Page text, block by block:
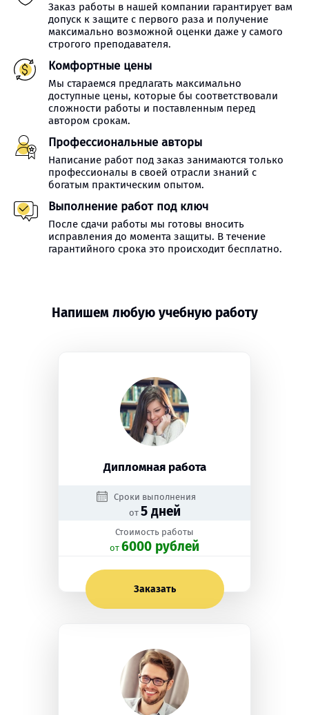
Заказ работы в нашей компании гарантирует вам
допуск к защите с первого раза и получение
максимально возможной оценки даже у самого
строгого преподавателя.
Комфортные цены
Мы стараемся предлагать максимально
доступные цены, которые бы соответствовали
сложности работы и поставленным перед
автором срокам.
Профессиональные авторы
Написание работ под заказ занимаются только
профессионалы в своей отрасли знаний с
богатым практическим опытом.
Выполнение работ под ключ
После сдачи работы мы готовы вносить
исправления до момента защиты. В течение
гарантийного срока это происходит бесплатно.
Напишем любую учебную работу
Дипломная работа
Сроки выполнения
от 5 дней
Стоимость работы
oт 6000 рублей
Заказать